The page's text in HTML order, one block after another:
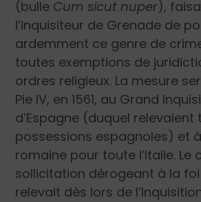
(bulle Cum sicut nuper),
l’inquisiteur de Grenade de
ardemment ce genre de
toutes exemptions de
ordres religieux. La mesure
Pie IV, en 1561, au Grand
d’Espagne (duquel relevaient
possessions espagnoles) et à
romaine pour toute l’Italie. Le
sollicitation dérogeant à la
relevait dès lors de